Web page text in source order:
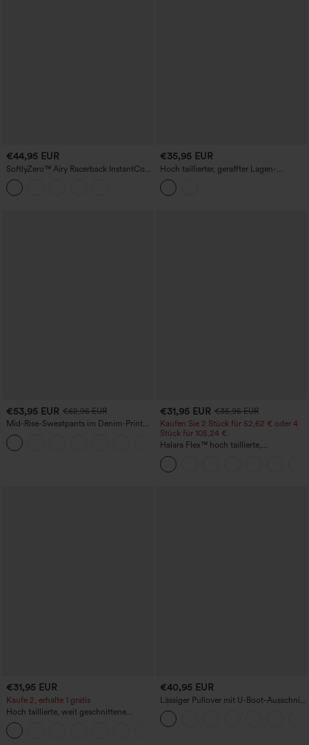
€44,95 EUR
SoftlyZero™ Airy Racerback InstantCool
lässiges Slipkleid mit Taschen, Cups
DD-F
€35,95 EUR
Hoch taillierter, geraffter Lagen-
Minirock im lässigen Leinen-Look
€53,95 EUR €62,95 EUR
Mid-Rise-Sweatpants im Denim-Print
aus French Terry, lässig, mit Taschen
€31,95 EUR €35,95 EUR
Kaufen Sie 2 Stück für 52,62 € oder 4
Stück für 105,24 €.
Halara Flex™ hoch taillierte,
figurformende Arbeitshose, die die Taille
schmaler wirken lässt, mit Taschen,
weitem Bein und Mikro-Waffelstruktur
€31,95 EUR
Kaufe 2, erhalte 1 gratis
Hoch taillierte, weit geschnittene
Freizeithose aus Leinenmischung mit
Kordelzug und Taschen
€40,95 EUR
Lässiger Pullover mit U-Boot-Ausschnitt
und Fledermausärmeln.